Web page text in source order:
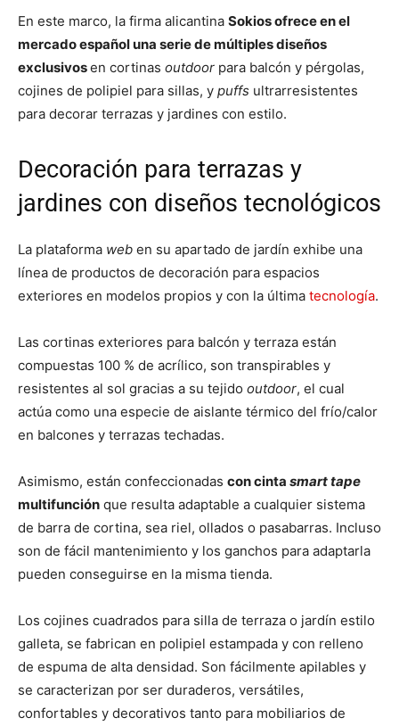
En este marco, la firma alicantina Sokios ofrece en el
mercado español una serie de múltiples diseños
exclusivosen cortinas outdoor para balcón y pérgolas,
cojines de polipiel para sillas, y puffs ultrarresistentes
para decorar terrazas y jardines con estilo.
Decoración para terrazas y
jardines con diseños tecnológicos
La plataforma web en su apartado de jardín exhibe una
línea de productos de decoración para espacios
exteriores en modelos propios y con la última tecnología.
Las cortinas exteriores para balcón y terraza están
compuestas 100 % de acrílico, son transpirables y
resistentes al sol gracias a su tejido outdoor, el cual
actúa como una especie de aislante térmico del frío/calor
en balcones y terrazas techadas.
Asimismo, están confeccionadas con cinta smart tape
multifunción que resulta adaptable a cualquier sistema
de barra de cortina, sea riel, ollados o pasabarras. Incluso
son de fácil mantenimiento y los ganchos para adaptarla
pueden conseguirse en la misma tienda.
Los cojines cuadrados para silla de terraza o jardín estilo
galleta, se fabrican en polipiel estampada y con relleno
de espuma de alta densidad. Son fácilmente apilables y
se caracterizan por ser duraderos, versátiles,
confortables y decorativos tanto para mobiliarios de